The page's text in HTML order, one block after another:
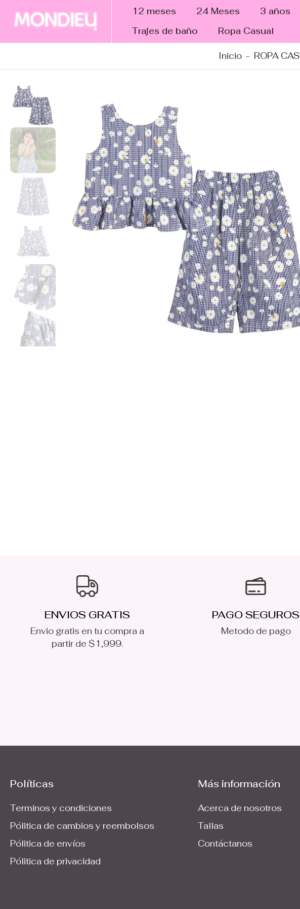
12 meses 24 Meses 3 años
Trajes de baño
Ropa Casual
Inicio - ROPA
a
ENVIOS GRATIS
Envio gratis en tu compra a
partir de $1,999.
PAGO SEGUROS
Metodo de pago
Políticas
Terminos y condiciones
Pólitica de cambios y reembolsos
Pólitica de envíos
Pólitica de privacidad
Más información
Acerca de nosotros
Tallas
Contáctanos